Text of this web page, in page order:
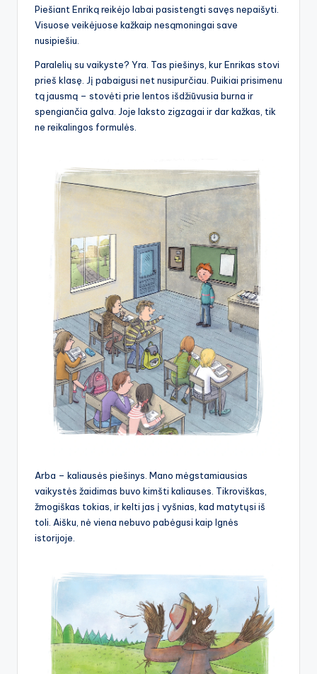
Piešiant Enriką reikėjo labai pasistengti savęs nepaišyti.
Visuose veikėjuose kažkaip nesąmoningai save
nusipiešiu.
Paralelių su vaikyste? Yra. Tas piešinys, kur Enrikas stovi
prieš klasę. Jį pabaigusi net nusipurčiau. Puikiai prisimenu
tą jausmą – stovėti prie lentos išdžiūvusia burna ir
spengiančia galva. Joje laksto zigzagai ir dar kažkas, tik
ne reikalingos formulės.
Arba – kaliausės piešinys. Mano mėgstamiausias
vaikystės žaidimas buvo kimšti kaliauses. Tikroviškas,
žmogiškas tokias, ir kelti jas į vyšnias, kad matytųsi iš
toli. Aišku, nė viena nebuvo pabėgusi kaip Ignės
istorijoje.